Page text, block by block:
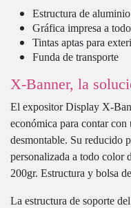
Estructura de
Gráfica impresa a
Tintas aptas para
Funda de transporte
X-Banner, la
El expositor Display X-
económica para contar
desmontable. Su reducido
personalizada a todo color
200gr. Estructura y bolsa
La estructura de soporte